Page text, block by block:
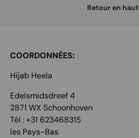
Retour en haut
COORDONNÉES:
Hijab Heela
Edelsmidsdreef 4
2871 WX Schoonhoven
Tél : +31 623468315
les Pays-Bas